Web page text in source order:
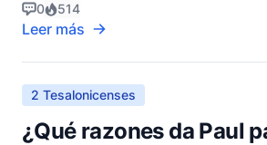
teólogos. El Apóstol Pablo, en su
los Tesalonicenses, aborda una
preocupaciones sobre los tiempos
regreso de Cristo. E
0 514
Leer más
2 Tesalonicenses
¿Qué razones da Paul